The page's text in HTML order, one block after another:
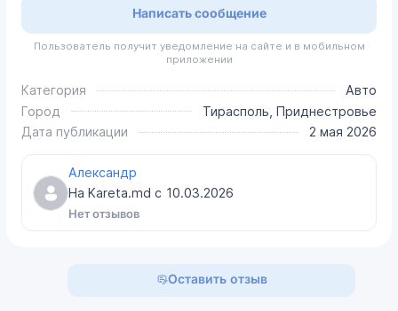
Написать сообщение
Пользователь получит уведомление на сайте и в мобильном
приложении
Категория
Авто
Город
Тирасполь, Приднестровье
Дата публикации
2 мая 2026
Александр
На Kareta.md с 10.03.2026
Нет отзывов
Оставить отзыв